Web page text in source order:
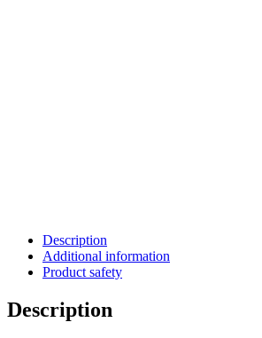
Description
Additional information
Product safety
Description